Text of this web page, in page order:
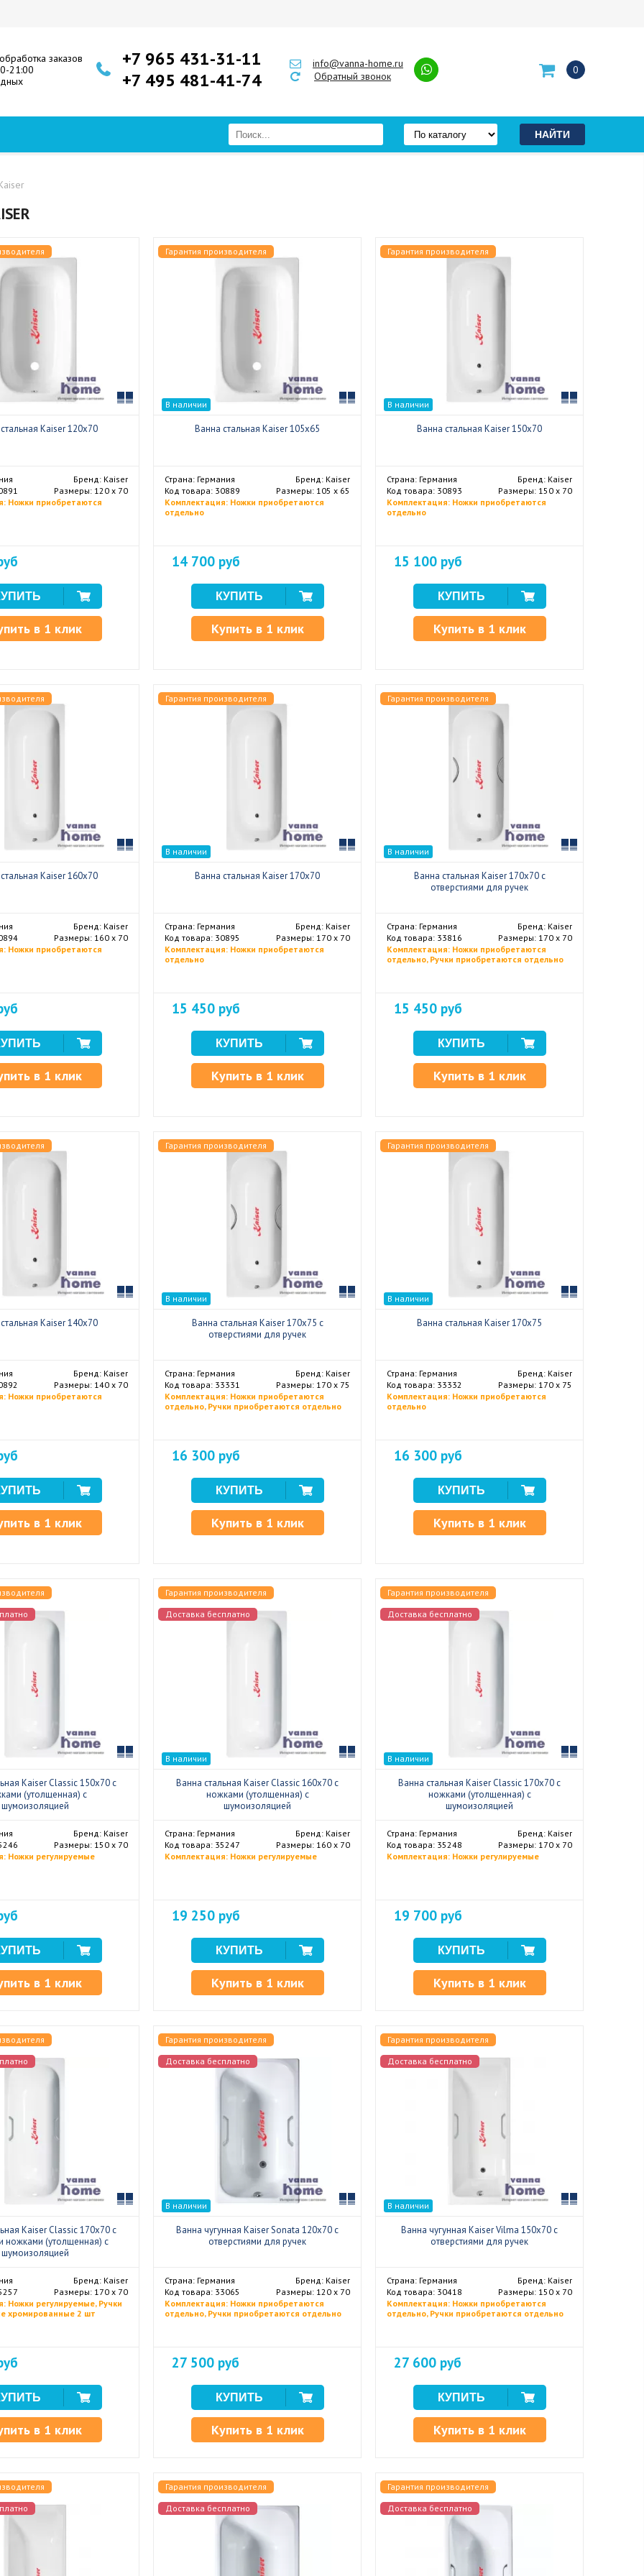
заказов
21:00
+7 965 431-31-11
+7 495 481-41-74
info@vanna-home.ru
Обратный звонок
0
Сравнить
Kaiser 120x70
Бренд: Kaiser
Размеры: 120 х 70
Ножки приобретаются
в 1 клик
Гарантия производителя
В наличии
Сравнить
Ванна стальная Kaiser 105x65
Страна: Германия
Бренд: Kaiser
Код товара: 30889
Размеры: 105 x 65
Комплектация: Ножки приобретаются
отдельно
14 700 руб
Купить в 1 клик
Гарантия производителя
В наличии
Ванна стальная Kaiser 150x70
Страна: Германия
Бренд: Kaiser
Код товара: 30893
Размеры: 150 х 70
Комплектация: Ножки приобретаются
отдельно
15 100 руб
Купить в 1 клик
Сравнить
Kaiser 160x70
Бренд: Kaiser
Размеры: 160 х 70
Ножки приобретаются
в 1 клик
Гарантия производителя
В наличии
Сравнить
Ванна стальная Kaiser 170x70
Страна: Германия
Бренд: Kaiser
Код товара: 30895
Размеры: 170 х 70
Комплектация: Ножки приобретаются
отдельно
15 450 руб
Купить в 1 клик
Гарантия производителя
В наличии
Ванна стальная Kaiser 170x70 с
отверстиями для ручек
Страна: Германия
Бренд: Kaiser
Код товара: 33816
Размеры: 170 х 70
Комплектация: Ножки приобретаются
отдельно, Ручки приобретаются отдельно
15 450 руб
Купить в 1 клик
Сравнить
Kaiser 140x70
Бренд: Kaiser
Размеры: 140 х 70
Ножки приобретаются
в 1 клик
Гарантия производителя
В наличии
Сравнить
Ванна стальная Kaiser 170x75 с
отверстиями для ручек
Страна: Германия
Бренд: Kaiser
Код товара: 33331
Размеры: 170 х 75
Комплектация: Ножки приобретаются
отдельно, Ручки приобретаются отдельно
16 300 руб
Купить в 1 клик
Гарантия производителя
В наличии
Ванна стальная Kaiser 170x75
Страна: Германия
Бренд: Kaiser
Код товара: 33332
Размеры: 170 х 75
Комплектация: Ножки приобретаются
отдельно
16 300 руб
Купить в 1 клик
Сравнить
Kaiser Classic 150x70 с
(утолщенная) с
шумоизоляцией
Бренд: Kaiser
Размеры: 150 х 70
Ножки регулируемые
в 1 клик
Гарантия производителя
Доставка бесплатно
В наличии
Сравнить
Ванна стальная Kaiser Classic 160x70 с
ножками (утолщенная) с
шумоизоляцией
Страна: Германия
Бренд: Kaiser
Код товара: 35247
Размеры: 160 х 70
Комплектация: Ножки регулируемые
19 250 руб
Купить в 1 клик
Гарантия производителя
Доставка бесплатно
В наличии
Ванна стальная Kaiser Classic 170x70 с
ножками (утолщенная) с
шумоизоляцией
Страна: Германия
Бренд: Kaiser
Код товара: 35248
Размеры: 170 х 70
Комплектация: Ножки регулируемые
19 700 руб
Купить в 1 клик
Сравнить
Kaiser Classic 170x70 с
ножками (утолщенная) с
шумоизоляцией
Бренд: Kaiser
Размеры: 170 х 70
Ножки регулируемые, Ручки
хромированные 2 шт
в 1 клик
Гарантия производителя
Доставка бесплатно
В наличии
Сравнить
Ванна чугунная Kaiser Sonata 120x70 с
отверстиями для ручек
Страна: Германия
Бренд: Kaiser
Код товара: 33065
Размеры: 120 х 70
Комплектация: Ножки приобретаются
отдельно, Ручки приобретаются отдельно
27 500 руб
Купить в 1 клик
Гарантия производителя
Доставка бесплатно
В наличии
Ванна чугунная Kaiser Vilma 150x70 с
отверстиями для ручек
Страна: Германия
Бренд: Kaiser
Код товара: 30418
Размеры: 150 х 70
Комплектация: Ножки приобретаются
отдельно, Ручки приобретаются отдельно
27 600 руб
Купить в 1 клик
Гарантия производителя
Доставка бесплатно
Гарантия производителя
Доставка бесплатно